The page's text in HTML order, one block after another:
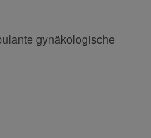
gynäkologische